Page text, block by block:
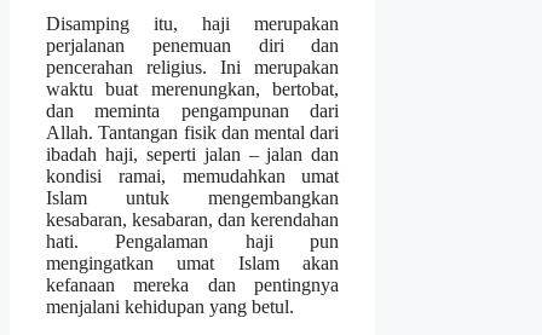
Disamping itu, haji merupakan
perjalanan penemuan diri dan
pencerahan religius. Ini merupakan
waktu buat merenungkan, bertobat,
dan meminta pengampunan dari
Allah. Tantangan fisik dan mental dari
ibadah haji, seperti jalan – jalan dan
kondisi ramai, memudahkan umat
Islam untuk mengembangkan
kesabaran, kesabaran, dan kerendahan
hati. Pengalaman haji pun
mengingatkan umat Islam akan
kefanaan mereka dan pentingnya
menjalani kehidupan yang betul.